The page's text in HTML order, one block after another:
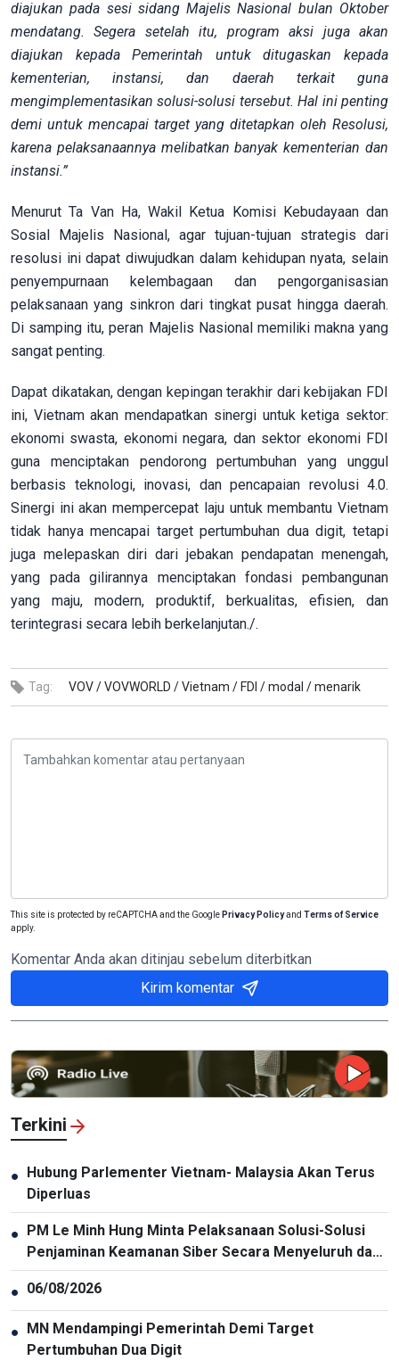
diajukan pada sesi sidang Majelis Nasional bulan Oktober
mendatang. Segera setelah itu, program aksi juga akan
diajukan kepada Pemerintah untuk ditugaskan kepada
kementerian, instansi, dan daerah terkait guna
mengimplementasikan solusi-solusi tersebut. Hal ini penting
demi untuk mencapai target yang ditetapkan oleh Resolusi,
karena pelaksanaannya melibatkan banyak kementerian dan
instansi.”
Menurut Ta Van Ha, Wakil Ketua Komisi Kebudayaan dan
Sosial Majelis Nasional, agar tujuan-tujuan strategis dari
resolusi ini dapat diwujudkan dalam kehidupan nyata, selain
penyempurnaan kelembagaan dan pengorganisasian
pelaksanaan yang sinkron dari tingkat pusat hingga daerah.
Di samping itu, peran Majelis Nasional memiliki makna yang
sangat penting.
Dapat dikatakan, dengan kepingan terakhir dari kebijakan FDI
ini, Vietnam akan mendapatkan sinergi untuk ketiga sektor:
ekonomi swasta, ekonomi negara, dan sektor ekonomi FDI
guna menciptakan pendorong pertumbuhan yang unggul
berbasis teknologi, inovasi, dan pencapaian revolusi 4.0.
Sinergi ini akan mempercepat laju untuk membantu Vietnam
tidak hanya mencapai target pertumbuhan dua digit, tetapi
juga melepaskan diri dari jebakan pendapatan menengah,
yang pada gilirannya menciptakan fondasi pembangunan
yang maju, modern, produktif, berkualitas, efisien, dan
terintegrasi secara lebih berkelanjutan./.
Tag: VOV /VOVWORLD /Vietnam / FDI /modal /menarik
This site is protected by reCAPTCHA and the Google Privacy Policyand Terms of Service
apply.
Komentar Anda akan ditinjau sebelum diterbitkan
Kirim komentar
Terkini
● Hubung Parlementer Vietnam- Malaysia Akan Terus
Diperluas
● PM Le Minh Hung Minta Pelaksanaan Solusi-Solusi
Penjaminan Keamanan Siber Secara Menyeluruh dan
Sinkron
● 06/08/2026
● MN Mendampingi Pemerintah Demi Target
Pertumbuhan Dua Digit